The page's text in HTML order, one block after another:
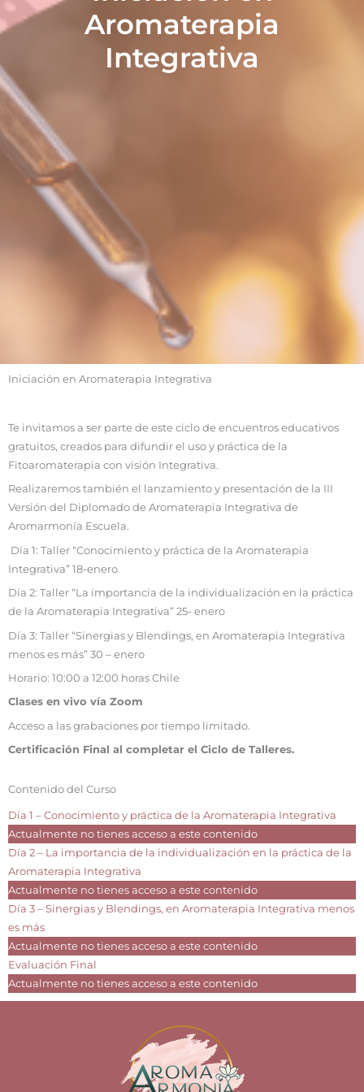
Aromaterapia
Integrativa
Iniciación en Aromaterapia Integrativa
Te invitamos a ser parte de este ciclo de encuentros educativos
gratuitos, creados para difundir el uso y práctica de la
Fitoaromaterapia con visión Integrativa.
Realizaremos también el lanzamiento y presentación de la III
Versión del Diplomado de Aromaterapia Integrativa de
Aromarmonía Escuela.
Día 1: Taller “Conocimiento y práctica de la Aromaterapia
Integrativa” 18-enero
Día 2: Taller “La importancia de la individualización en la práctica
de la Aromaterapia Integrativa” 25- enero
Día 3: Taller “Sinergias y Blendings, en Aromaterapia Integrativa
menos es más” 30 – enero
Horario: 10:00 a 12:00 horas Chile
Clases en vivo vía Zoom
Acceso a las grabaciones por tiempo limitado.
Certificación Final al completar el Ciclo de Talleres.
Contenido del Curso
Día 1 – Conocimiento y práctica de la Aromaterapia Integrativa
Actualmente no tienes acceso a este contenido
Día 2 – La importancia de la individualización en la práctica de la
Aromaterapia Integrativa
Actualmente no tienes acceso a este contenido
Día 3 – Sinergias y Blendings, en Aromaterapia Integrativa menos
es más
Actualmente no tienes acceso a este contenido
Evaluación Final
Actualmente no tienes acceso a este contenido